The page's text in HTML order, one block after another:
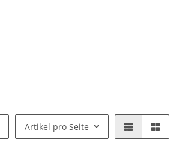
Artikel pro Seite